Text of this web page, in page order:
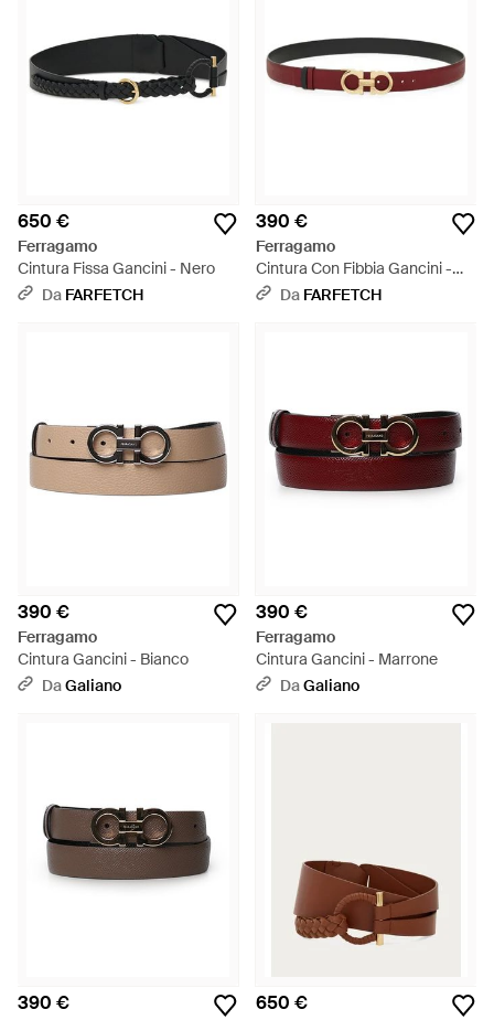
650 €
Ferragamo
Cintura Fissa Gancini - Nero
Da FARFETCH
390 €
Ferragamo
Cintura Con Fibbia Gancini -
Bianco
Da FARFETCH
390 €
Ferragamo
Cintura Gancini - Bianco
DaGaliano
390 €
Ferragamo
Cintura Gancini - Marrone
DaGaliano
390 € 650 €